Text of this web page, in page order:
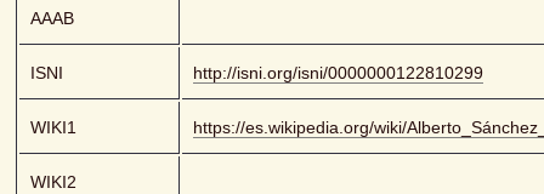
AAAB
ISNI http://isni.org/isni/0000000122810299
WIKI1 https://es.wikipedia.org/wiki/
WIKI2